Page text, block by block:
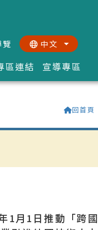
覽 中文
區連結 宣導專區
回首頁
1月1日推動「跨